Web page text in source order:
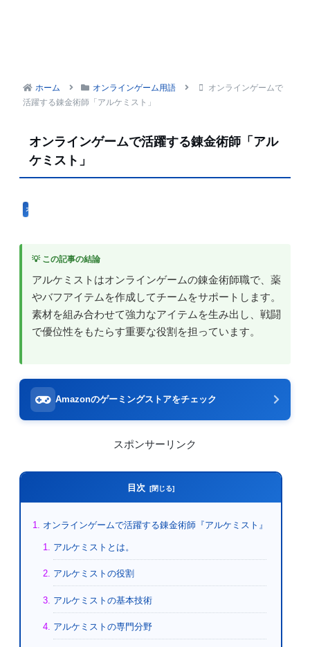
ホーム オンラインゲーム用語
オンラインゲームで
活躍する錬金術師「アルケミスト」
オンラインゲームで活躍する錬金術師「アル
ケミスト」
オンラインゲーム用語
💡 この記事の結論
アルケミストはオンラインゲームの錬金術師職で、薬
やバフアイテムを作成してチームをサポートします。
素材を組み合わせて強力なアイテムを生み出し、戦闘
で優位性をもたらす重要な役割を担っています。
Amazonのゲーミングストアをチェック
スポンサーリンク
目次
オンラインゲームで活躍する錬金術師『アルケミスト』
アルケミストとは。
アルケミストの役割
アルケミストの基本技術
アルケミストの専門分野